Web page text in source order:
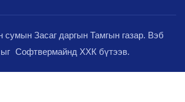
сумын Засаг даргын Тамгын газар. Вэб
Софтвермайнд ХХК бүтээв.